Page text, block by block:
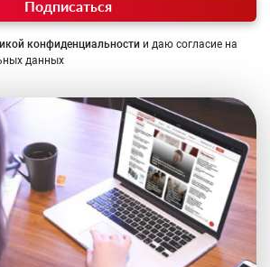
Подписаться
конфиденциальности и даю согласие на
данных